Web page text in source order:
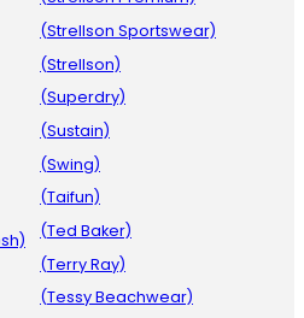
(Strellson Sportswear)
(Strellson)
(Superdry)
(Sustain)
(Swing)
(Taifun)
(Ted Baker)
(Terry Ray)
(Tessy Beachwear)